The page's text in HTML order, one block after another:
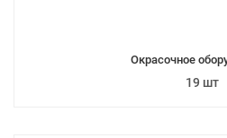
Окрасочное
19 шт